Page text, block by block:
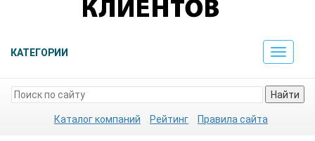
КАТЕГОРИИ
Toggle
Найти
Каталог компаний Рейтинг Правила сайта